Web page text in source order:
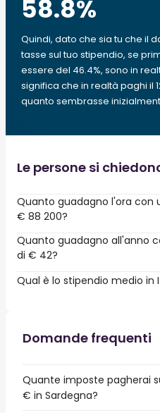
58.8%
Quindi, dato che sia tu che il
tasse sul tuo stipendio, se
essere del 46.4%, sono in
significa che in realtà paghi il
quanto sembrasse
Le persone si
Quanto guadagno l'ora con
€ 88 200?
Quanto guadagno all'anno
di € 42?
Qual è lo stipendio medio in
Domande frequenti
Quante imposte pagherai
€ in Sardegna?